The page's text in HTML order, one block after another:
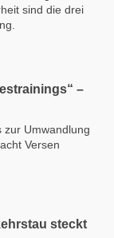
sind die drei
–
zur Umwandlung
Versen
steckt